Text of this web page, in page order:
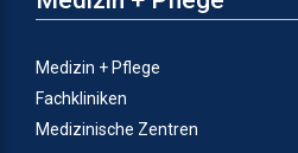
Medizin + Pflege
Fachkliniken
Medizinische Zentren